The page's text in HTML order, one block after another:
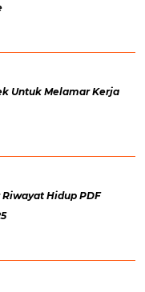
Untuk Melamar Kerja
Hidup PDF